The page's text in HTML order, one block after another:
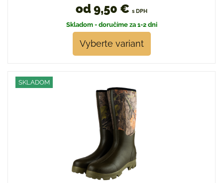
od 9,50 € s DPH
Skladom - doručíme za 1-2 dni
Vyberte variant
SKLADOM